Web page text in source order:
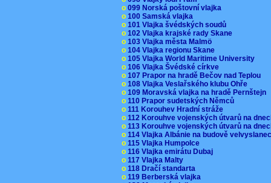
o 099 Norská poštovní vlajka
o 100 Samská vlajka
o 101 Vlajka švédských soudů
o 102 Vlajka krajské rady Skane
o 103 Vlajka města Malmö
o 104 Vlajka regionu Skane
o 105 Vlajka World Maritime University
o 106 Vlajka Švédské církve
o 107 Prapor na hradě Bečov nad Teplou
o 108 Vlajka Veslařského klubu Ohře
o 109 Moravská vlajka na hradě Pernštejn
o 110 Prapor sudetských Němců
o 111 Korouhev Hradní stráže
o 112 Korouhve vojenských útvarů na
o 113 Korouhve vojenských útvarů na
o 114 Vlajka Albánie na budově
o 115 Vlajka Humpolce
o 116 Vlajka emirátu Dubaj
o 117 Vlajka Malty
o 118 Dračí standarta
o 119 Berberská vlajka